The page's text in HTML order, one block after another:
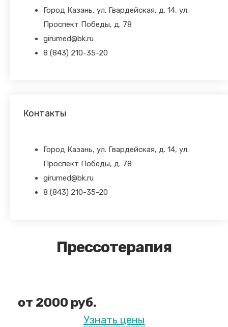
Город Казань, ул. Гвардейская, д. 14, ул.
Проспект Победы, д. 78
girumed@bk.ru
8 (843) 210-35-20
Контакты
Город Казань, ул. Гвардейская, д. 14, ул.
Проспект Победы, д. 78
girumed@bk.ru
8 (843) 210-35-20
Прессотерапия
от 2000 руб.
Узнать цены